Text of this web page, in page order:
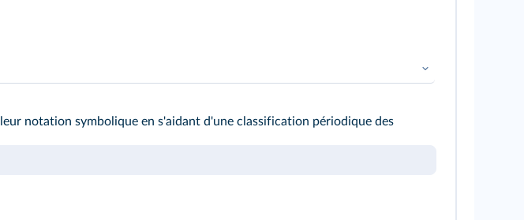
notation symbolique en s'aidant d'une classification périodique des